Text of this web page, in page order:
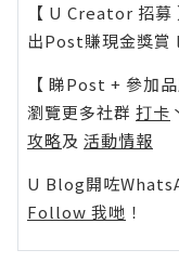
【 U Creator 招募
出Post賺現金獎賞 l
【 睇Post + 參加品
瀏覽更多社群 打卡
攻略及 活動情報
U Blog開咗
Follow 我哋 ！